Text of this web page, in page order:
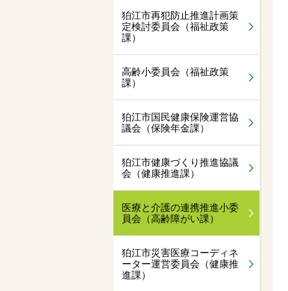
狛江市再犯防止推進計画策
定検討委員会（福祉政策
課）
高齢小委員会（福祉政策
課）
狛江市国民健康保険運営協
議会（保険年金課）
狛江市健康づくり推進協議
会（健康推進課）
医療と介護の連携推進小委
員会（高齢障がい課）
狛江市災害医療コーディネ
ーター運営委員会（健康推
進課）